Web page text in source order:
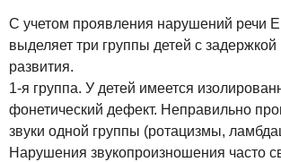
С учетом проявления нарушений речи
выделяет три группы детей с задержкой
развития.
1-я группа. У детей имеется
фонетический дефект. Неправильно
звуки одной группы (ротацизмы,
Нарушения звукопроизношения часто